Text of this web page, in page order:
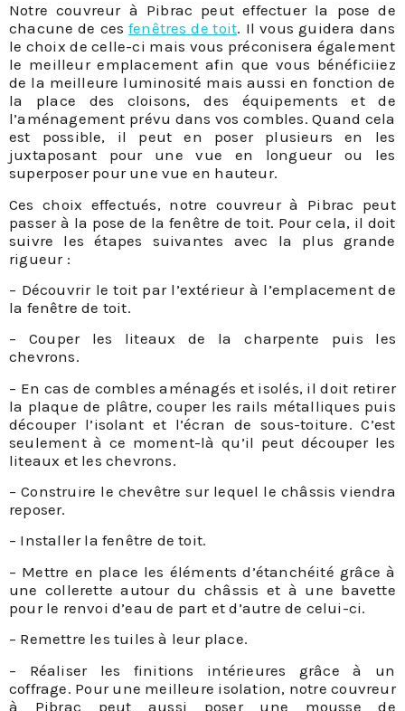
Notre couvreur à Pibrac peut effectuer la pose de
chacune de ces fenêtres de toit. Il vous guidera dans
le choix de celle-ci mais vous préconisera également
le meilleur emplacement afin que vous bénéficiiez
de la meilleure luminosité mais aussi en fonction de
la place des cloisons, des équipements et de
l’aménagement prévu dans vos combles. Quand cela
est possible, il peut en poser plusieurs en les
juxtaposant pour une vue en longueur ou les
superposer pour une vue en hauteur.
Ces choix effectués, notre couvreur à Pibrac peut
passer à la pose de la fenêtre de toit. Pour cela, il doit
suivre les étapes suivantes avec la plus grande
rigueur :
– Découvrir le toit par l’extérieur à l’emplacement de
la fenêtre de toit.
– Couper les liteaux de la charpente puis les
chevrons.
– En cas de combles aménagés et isolés, il doit retirer
la plaque de plâtre, couper les rails métalliques puis
découper l’isolant et l’écran de sous-toiture. C’est
seulement à ce moment-là qu’il peut découper les
liteaux et les chevrons.
– Construire le chevêtre sur lequel le châssis viendra
reposer.
– Installer la fenêtre de toit.
– Mettre en place les éléments d’étanchéité grâce à
une collerette autour du châssis et à une bavette
pour le renvoi d’eau de part et d’autre de celui-ci.
– Remettre les tuiles à leur place.
– Réaliser les finitions intérieures grâce à un
coffrage. Pour une meilleure isolation, notre couvreur
à Pibrac peut aussi poser une mousse de